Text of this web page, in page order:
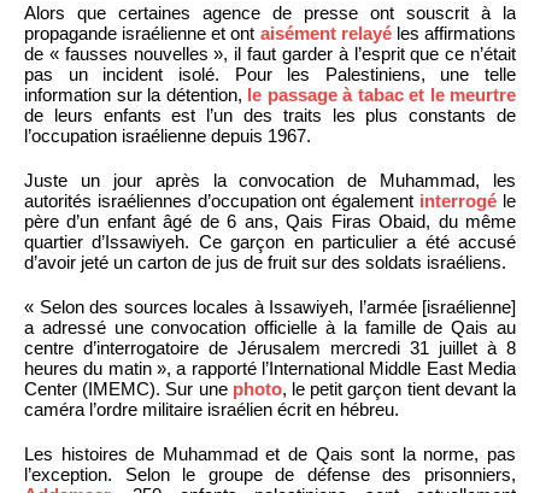
Alors que certaines agence de presse ont souscrit à la
propagande israélienne et ont aisément relayéles affirmations
de « fausses nouvelles », il faut garder à l’esprit que ce n’était
pas un incident isolé. Pour les Palestiniens, une telle
information sur la détention, le passage à tabac et le meurtre
de leurs enfants est l’un des traits les plus constants de
l’occupation israélienne depuis 1967.
Juste un jour après la convocation de Muhammad, les
autorités israéliennes d’occupation ont également interrogé le
père d’un enfant âgé de 6 ans, Qais Firas Obaid, du même
quartier d’Issawiyeh. Ce garçon en particulier a été accusé
d’avoir jeté un carton de jus de fruit sur des soldats israéliens.
« Selon des sources locales à Issawiyeh, l’armée [israélienne]
a adressé une convocation officielle à la famille de Qais au
centre d’interrogatoire de Jérusalem mercredi 31 juillet à 8
heures du matin », a rapporté l’International Middle East Media
Center (IMEMC). Sur une photo, le petit garçon tient devant la
caméra l’ordre militaire israélien écrit en hébreu.
Les histoires de Muhammad et de Qais sont la norme, pas
l’exception. Selon le groupe de défense des prisonniers,